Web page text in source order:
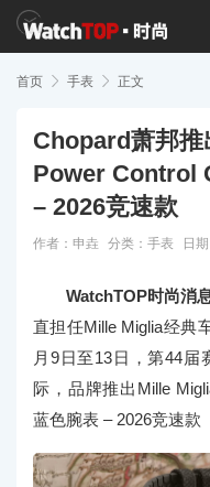
首页  手表  正文
Chopard萧邦
Power Control
– 2026竞速款
作者：申垚 分类： 手表 日
WatchTOP时尚消
直担任Mille Miglia经典
月9日至13日，第44届
际，品牌推出Mille
蓝色腕表 – 2026竞速款